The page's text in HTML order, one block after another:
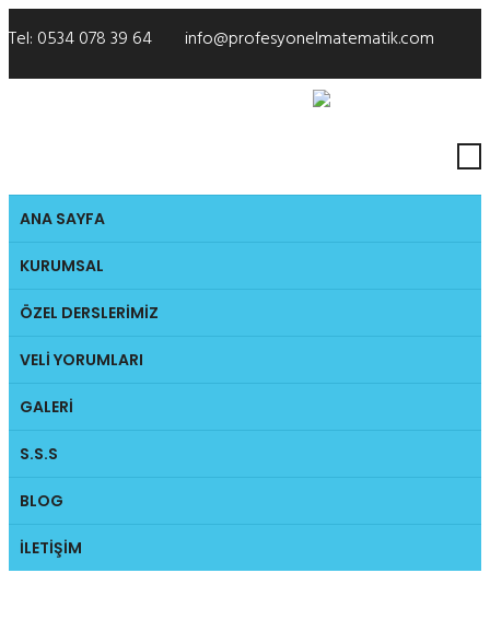
Tel: 0534 078 39 64 info@profesyonelmatematik.com
ANA SAYFA
KURUMSAL
ÖZEL DERSLERIMIZ
VELI YORUMLARI
GALERI
S.S.S
BLOG
İLETIŞIM